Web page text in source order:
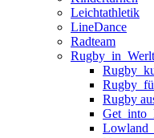
Leichtathletik
LineDance
Radteam
Rugby